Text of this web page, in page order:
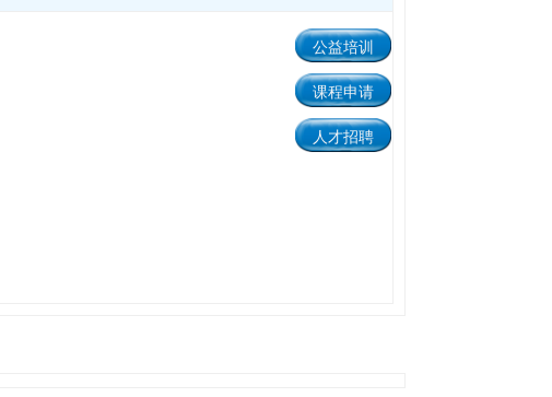
公益培训
课程申请
人才招聘